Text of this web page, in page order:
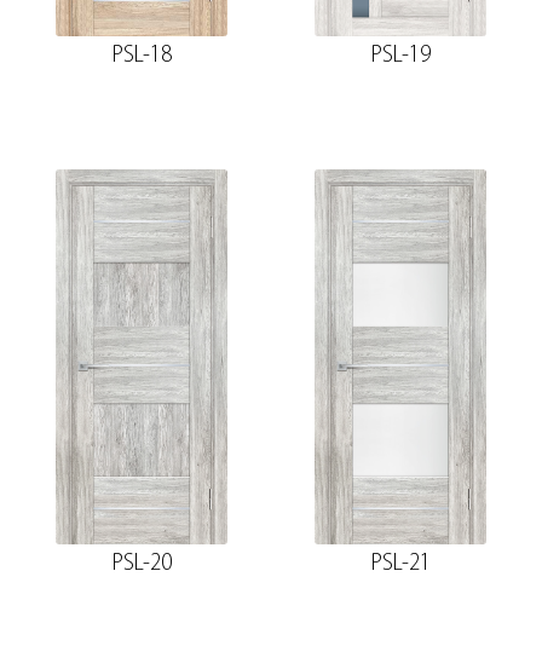
PSL-18 PSL-19
PSL-20 PSL-21